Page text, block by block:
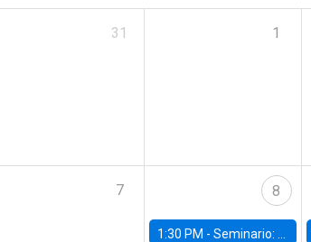
31 1
7 8
1:30 PM -Seminario: “Recuperando la humanidad para progresar en la era de la IA»